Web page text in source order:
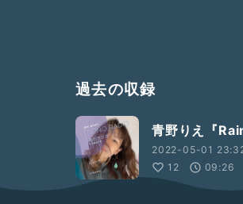
過去の収録
青野りえ『
2022-05-01
12
09:26